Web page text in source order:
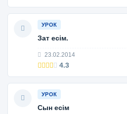
УРОК
Зат есім.
23.02.2014
4.3
УРОК
Сын есім